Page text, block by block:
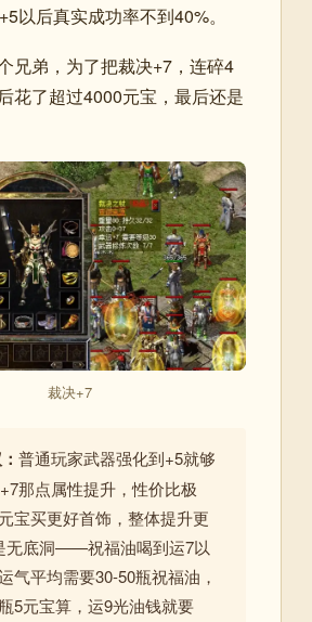
以后真实成功率不到40%。
兄弟，为了把裁决+7，连碎4
了超过4000元宝，最后还是
裁决+7
普通玩家武器强化到+5就够
那点属性提升，性价比极
宝买更好首饰，整体提升更
无底洞——祝福油喝到运7以
气平均需要30-50瓶祝福油，
5元宝算，运9光油钱就要